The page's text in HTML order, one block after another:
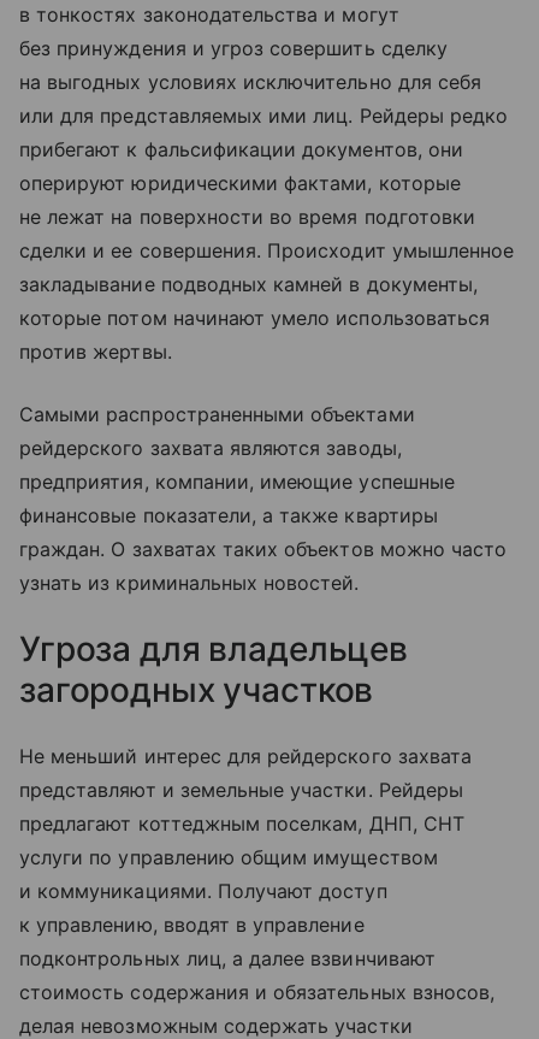
в тонкостях законодательства и могут
без принуждения и угроз совершить сделку
на выгодных условиях исключительно для себя
или для представляемых ими лиц. Рейдеры редко
прибегают к фальсификации документов, они
оперируют юридическими фактами, которые
не лежат на поверхности во время подготовки
сделки и ее совершения. Происходит умышленное
закладывание подводных камней в документы,
которые потом начинают умело использоваться
против жертвы.
Самыми распространенными объектами
рейдерского захвата являются заводы,
предприятия, компании, имеющие успешные
финансовые показатели, а также квартиры
граждан. О захватах таких объектов можно часто
узнать из криминальных новостей.
Угроза для владельцев
загородных участков
Не меньший интерес для рейдерского захвата
представляют и земельные участки. Рейдеры
предлагают коттеджным поселкам, ДНП, СНТ
услуги по управлению общим имуществом
и коммуникациями. Получают доступ
к управлению, вводят в управление
подконтрольных лиц, а далее взвинчивают
стоимость содержания и обязательных взносов,
делая невозможным содержать участки